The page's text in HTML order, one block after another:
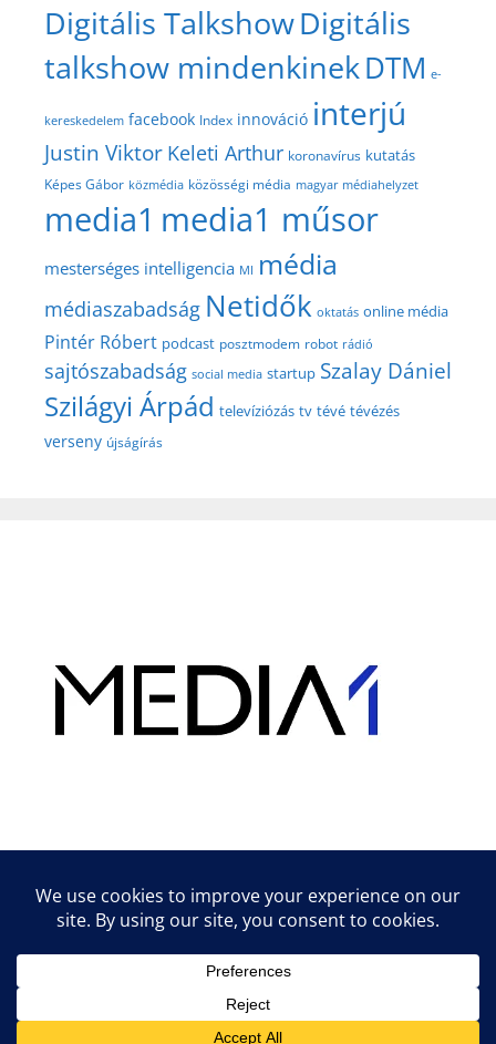
Digitális TalkshowDigitális
talkshow mindenkinekDTM e-
kereskedelem facebook Index innováció interjú
Justin Viktor Keleti Arthur koronavírus kutatás
Képes Gábor közmédia közösségi média magyar médiahelyzet
media1 media1 műsor
mesterséges intelligencia MI média
médiaszabadság Netidők oktatás online média
Pintér Róbert podcast posztmodem robot rádió
sajtószabadság social media startup Szalay Dániel
Szilágyi Árpád televíziózás tv tévé tévézés
verseny újságírás
Lifestyle tippek & trükkök
© 2026 vipcast.hu powered by Media1• Készült